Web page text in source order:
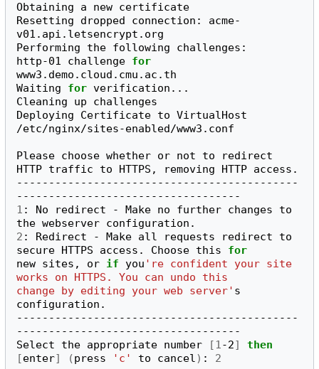
Obtaining a new certificate
Resetting dropped connection: acme-
v01.api.letsencrypt.org
Performing the following challenges:
http-01 challenge for
www3.demo.cloud.cmu.ac.th
Waiting for verification...
Cleaning up challenges
Deploying Certificate to VirtualHost
/etc/nginx/sites-enabled/www3.conf
Please choose whether or not to redirect
HTTP traffic to HTTPS, removing HTTP access.
--------------------------------------------
1 : No redirect - Make no further changes to
2 : Redirect - Make all requests redirect to
secure HTTPS access. Choose this for
new sites, or if you 're confident your site
works on HTTPS. You can undo this
change by editing your web server' s
configuration.
--------------------------------------------
-----------------------------------
Select the appropriate number
[1-2]
then
[enter] (press 'c' to cancel) : 2